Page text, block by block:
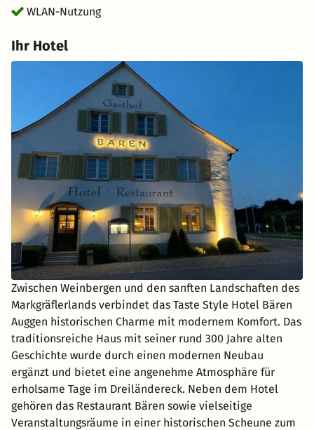
wünschen Ihnen einen großartigen Aufenthalt im schönen
WLAN-Nutzung
Ihr Hotel
Zwischen Weinbergen und den sanften Landschaften des
Markgräflerlands verbindet das Taste Style Hotel Bären
Auggen historischen Charme mit modernem Komfort. Das
traditionsreiche Haus mit seiner rund 300 Jahre alten
Geschichte wurde durch einen modernen Neubau
ergänzt und bietet eine angenehme Atmosphäre für
erholsame Tage im Dreiländereck. Neben dem Hotel
gehören das Restaurant Bären sowie vielseitige
Veranstaltungsräume in einer historischen Scheune zum